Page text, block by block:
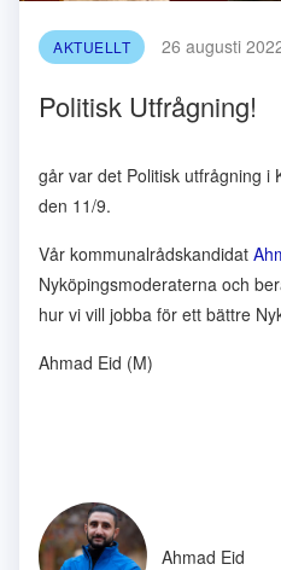
AKTUELLT 26 augusti
Politisk Utfrågning!
går var det Politisk utfrågning i
den 11/9.
Vår kommunalrådskandidat
Nyköpingsmoderaterna och
hur vi vill jobba för ett bättre
Ahmad Eid (M)
Ahmad Eid